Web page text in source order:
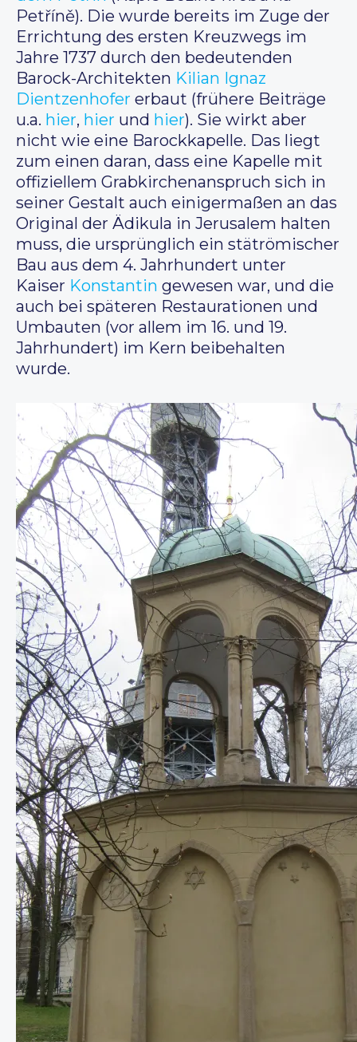
Petříně). Die wurde bereits im Zuge der
Errichtung des ersten Kreuzwegs im
Jahre 1737 durch den bedeutenden
Barock-Architekten Kilian Ignaz
Dientzenhofer erbaut (frühere Beiträge
u.a. hier, hier und hier). Sie wirkt aber
nicht wie eine Barockkapelle. Das liegt
zum einen daran, dass eine Kapelle mit
offiziellem Grabkirchenanspruch sich in
seiner Gestalt auch einigermaßen an das
Original der Ädikula in Jerusalem halten
muss, die ursprünglich ein stätrömischer
Bau aus dem 4. Jahrhundert unter
Kaiser Konstantin gewesen war, und die
auch bei späteren Restaurationen und
Umbauten (vor allem im 16. und 19.
Jahrhundert) im Kern beibehalten
wurde.